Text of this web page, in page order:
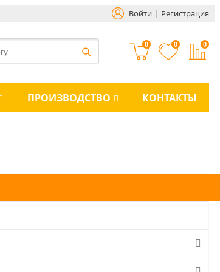
Войти Регистрация
0 0 0
ПРОИЗВОДСТВО КОНТАКТЫ